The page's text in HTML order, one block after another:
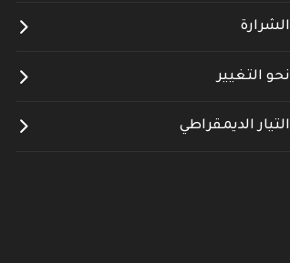
الشرارة
نحو التغيير
التيار الديمقراطي